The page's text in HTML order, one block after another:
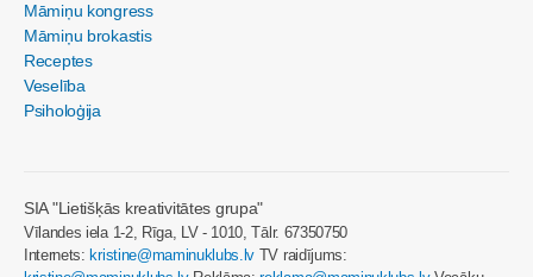
Māmiņu kongress
Māmiņu brokastis
Receptes
Veselība
Psiholoģija
SIA "Lietišķās kreativitātes grupa"
Vīlandes iela 1-2, Rīga, LV - 1010, Tālr. 67350750
Internets: kristine@maminuklubs.lv TV raidījums: